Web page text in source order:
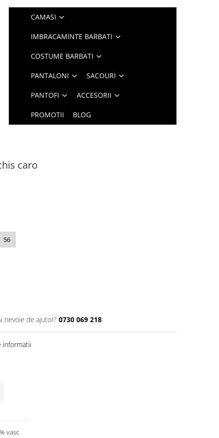
CAMASI
IMBRACAMINTE BARBATI
COSTUME BARBATI
PANTALONI SACOURI
PANTOFI ACCESORII
PROMOTII BLOG
caro
56
nevoie de ajutor? 0730 069 218
informatii
vasc